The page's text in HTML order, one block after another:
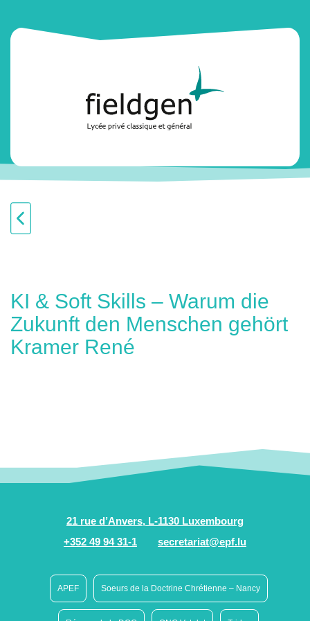
KI & Soft Skills – Warum die
Zukunft den Menschen gehört
Kramer René
21 rue d’Anvers, L-1130 Luxembourg
+352 49 94 31-1
secretariat@epf.lu
APEF Soeurs de la Doctrine Chrétienne – Nancy